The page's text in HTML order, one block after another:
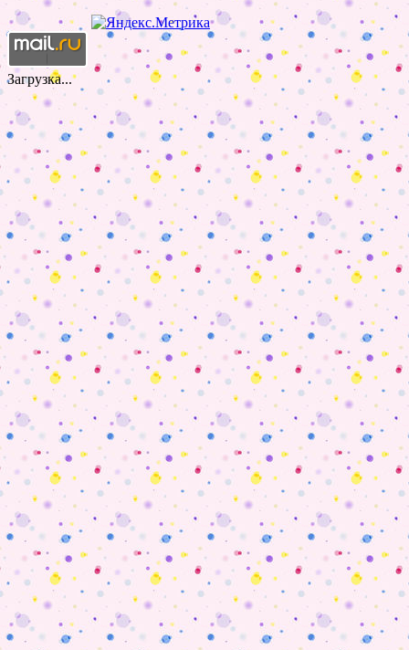
Загрузка...